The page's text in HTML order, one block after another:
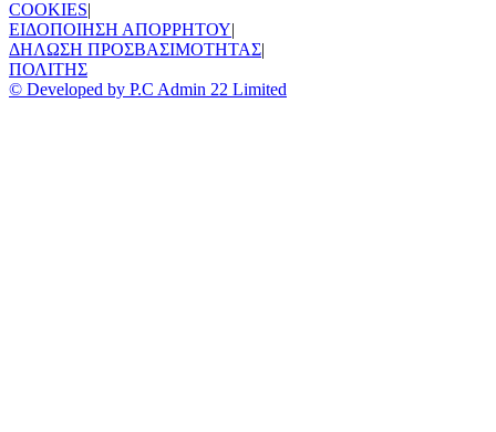
COOKIES|
ΕΙΔΟΠΟΙΗΣΗ ΑΠΟΡΡΗΤΟΥ|
ΔΗΛΩΣΗ ΠΡΟΣΒΑΣΙΜΟΤΗΤΑΣ|
ΠΟΛΙΤΗΣ
© Developed by P.C Admin 22 Limited